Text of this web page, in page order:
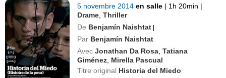
5 novembre 2014en salle | 1h 20min |
Drame ,Thriller
De Benjamín Naishtat |
Par Benjamín Naishtat
Avec Jonathan Da Rosa ,Tatiana
Giménez Mirella Pascual
Titre original Historia del Miedo